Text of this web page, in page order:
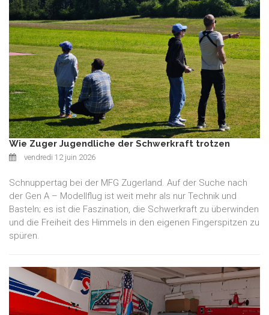
Wie Zuger Jugendliche der Schwerkraft trotzen
vendredi 12 juin 2026
Schnuppertag bei der MFG Zugerland. Auf der Suche nach
der Gen A – Modellflug ist weit mehr als nur Technik und
Basteln; es ist die Faszination, die Schwerkraft zu überwinden
und die Freiheit des Himmels in den eigenen Fingerspitzen zu
spüren.